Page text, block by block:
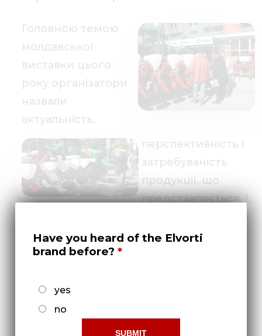
Головною темою
молдавської
виставки цього
року організатори
назвали
актуальність,
перспективність і
затребуваність
продукції, що
представляється. І,
відвідувачів, всі ці позиції можна
застосувати до тих зразків техніки, які
підприємство.
Особливий інтерес у відвідувачів
Have you heard of the Elvorti
brand before?
yes
no